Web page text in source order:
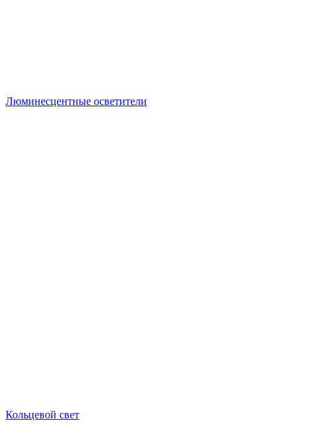
Люминесцентные осветители
Кольцевой свет